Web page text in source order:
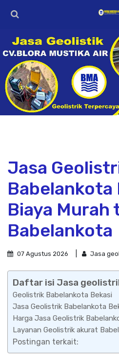
Jasa
Babelankota
Biaya Murah
Babelankota
07 Agustus 2026 Jasa
Daftar isi Jasa
Geolistrik Babelankota Bekasi
Jasa Geolistrik Babelankota
Harga Jasa Geolistrik
Layanan Geolistrik akurat
Postingan terkait: